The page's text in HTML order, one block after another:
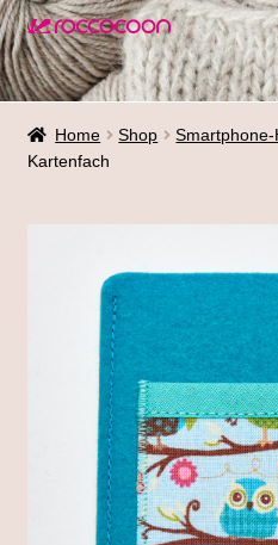
Zur
Navigation
springen
Zum
Inhalt
springen
Shop
Materialien
Größenfinder
Über mich
Home Shop Smartphone-
Kartenfach